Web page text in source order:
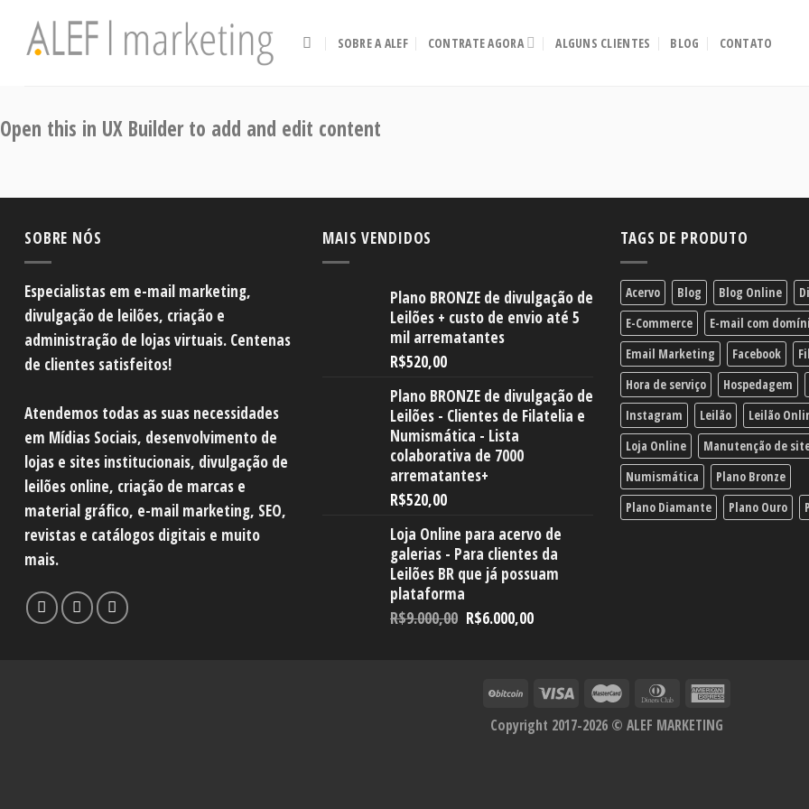
content
SOBRE A ALEF CONTRATE AGORA ALGUNS CLIENTES BLOG CONTATO
Open this in UX Builder to add and edit content
SOBRE NÓS
Especialistas em e-mail marketing,
divulgação de leilões, criação e
administração de lojas virtuais. Centenas
de clientes satisfeitos!
Atendemos todas as suas necessidades
em Mídias Sociais, desenvolvimento de
lojas e sites institucionais, divulgação de
leilões online, criação de marcas e
material gráfico, e-mail marketing, SEO,
revistas e catálogos digitais e muito
mais.
MAIS VENDIDOS
Plano BRONZE de divulgação de
Leilões + custo de envio até 5
mil arrematantes
R$520,00
Plano BRONZE de divulgação de
Leilões - Clientes de Filatelia e
Numismática - Lista
colaborativa de 7000
arrematantes+
R$520,00
Loja Online para acervo de
galerias - Para clientes da
Leilões BR que já possuam
plataforma
R$9.000,00 R$6.000,00
TAGS DE PRODUTO
Acervo Blog Blog Online
E-Commerce
E-mail com
Email Marketing
Facebook
Hora de serviço
Hospedagem
Instagram
Leilão
Leilão
Loja Online
Manutenção de
Numismática
Plano Bronze
Plano Diamante
Plano Ouro
Copyright 2017-2026 © ALEF MARKETING